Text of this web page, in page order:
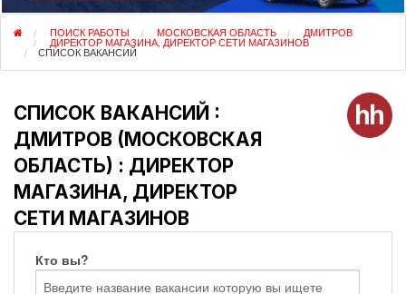
ПОИСК РАБОТЫ МОСКОВСКАЯ ОБЛАСТЬ ДМИТРОВ
ДИРЕКТОР МАГАЗИНА, ДИРЕКТОР СЕТИ МАГАЗИНОВ
СПИСОК ВАКАНСИЙ
СПИСОК ВАКАНСИЙ :
ДМИТРОВ (МОСКОВСКАЯ
ОБЛАСТЬ) : ДИРЕКТОР
МАГАЗИНА, ДИРЕКТОР
СЕТИ МАГАЗИНОВ
Кто вы?